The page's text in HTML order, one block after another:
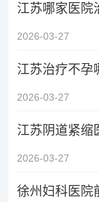
江苏哪家医院
2026-03-27
江苏治疗不孕
2026-03-27
江苏阴道紧缩
2026-03-27
徐州妇科医院